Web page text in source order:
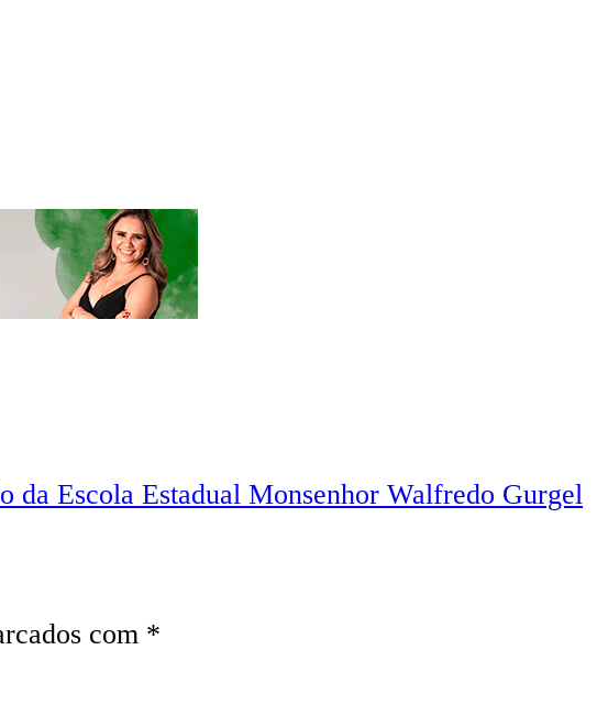
da Escola Estadual Monsenhor Walfredo Gurgel
com *